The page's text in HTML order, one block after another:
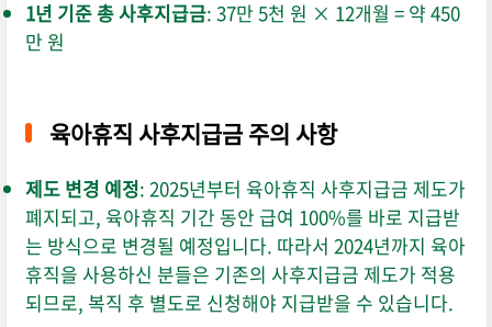
1년 기준 총 사후지급금: 37만 5천 원 × 12개월 = 약 450
만 원
육아휴직 사후지급금 주의 사항
제도 변경 예정: 2025년부터 육아휴직 사후지급금 제도가
폐지되고, 육아휴직 기간 동안 급여 100%를 바로 지급받
는 방식으로 변경될 예정입니다. 따라서 2024년까지 육아
휴직을 사용하신 분들은 기존의 사후지급금 제도가 적용
되므로, 복직 후 별도로 신청해야 지급받을 수 있습니다.